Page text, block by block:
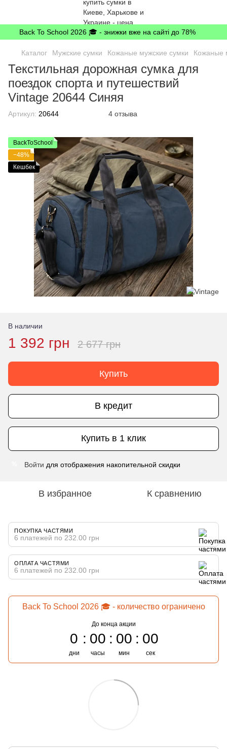
Back To School 2026 🎓 - знижки вже на сайті до 78%
Каталог Мужские сумки Кожаные мужские сумки Кожаные
Текстильная дорожная сумка для
поездок спорта и путешествий
Vintage 20644 Синяя
Артикул: 20644 4 отзыва
BackToSchool
−48%
Кешбек
В наличии
1 392 грн 2 677 грн
Купить
В кредит
Купить в 1 клик
Войти для отображения накопительной скидки
В избранное К сравнению
ПОКУПКА ЧАСТЯМИ
6 платежей по 232.00 грн
ОПЛАТА ЧАСТЯМИ
6 платежей по 232.00 грн
Back To School 2026 🎓 - количество ограничено
До конца акции
0
дни
00
часы
00
мин
00
сек